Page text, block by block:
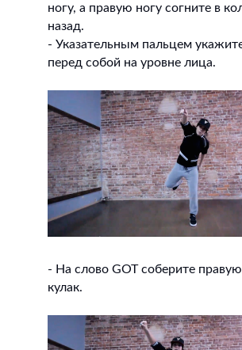
ногу, а правую ногу согните в
назад.
- Указательным пальцем
перед собой на уровне лица.
- На слово GOT соберите
кулак.